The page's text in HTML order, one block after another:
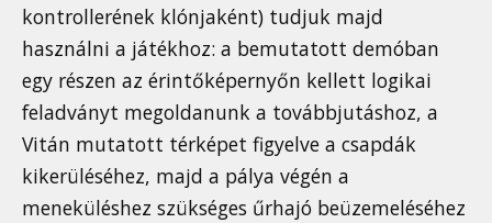
kontrollerének klónjaként) tudjuk majd
használni a játékhoz: a bemutatott demóban
egy részen az érintőképernyőn kellett logikai
feladványt megoldanunk a továbbjutáshoz, a
Vitán mutatott térképet figyelve a csapdák
kikerüléséhez, majd a pálya végén a
meneküléshez szükséges űrhajó beüzemeléséhez